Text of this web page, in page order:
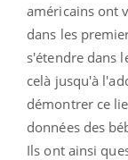
américains ont
dans les
s'étendre dans
celà jusqu'à
démontrer ce
données des
Ils ont ainsi